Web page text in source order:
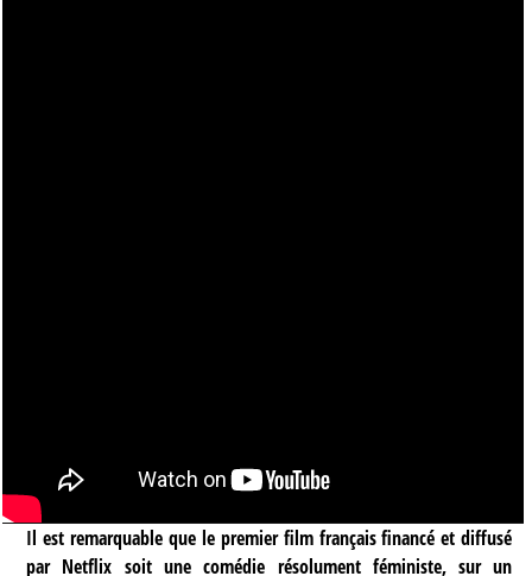
Il est remarquable que le premier film français financé et diffusé
par Netflix soit une comédie résolument féministe, sur un